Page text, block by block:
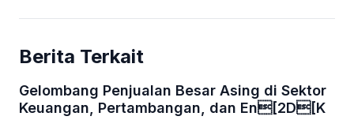
Berita Terkait
Gelombang Penjualan Besar Asing di Sektor
Keuangan, Pertambangan, dan En[2D[K